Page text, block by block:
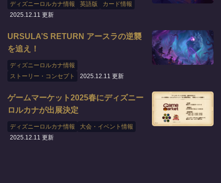
ディズニーロルカナ情報 英語版
カード情報
2025.12.11 更新
URSULA’S RETURN アースラの逆襲
を追え！
ディズニーロルカナ情報
ストーリー・コンセプト
2025.12.11 更新
ゲームマーケット2025春にディズニー
ロルカナが出展決定
ディズニーロルカナ情報
大会・イベント情報
2025.12.11 更新